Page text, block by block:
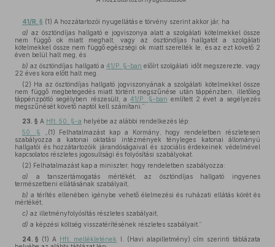
41/R. § (1) A hozzátartozói nyugellátás e törvény szerint akkor jár, ha
a) az ösztöndíjas hallgató e jogviszonya alatt a szolgálati kötelmekkel össze
nem függő ok miatt meghalt, vagy az ösztöndíjas hallgatót a szolgálati
kötelmekkel össze nem függő egészségi ok miatt szerelték le, és az ezt követő 2
éven belül halt meg, és
b) az ösztöndíjas hallgató a 41/P. §-ban előírt szolgálati időt megszerezte, vagy
22 éves kora előtt halt meg.
(2) Ha az ösztöndíjas hallgató jogviszonyának a szolgálati kötelmekkel össze
nem függő megbetegedés miatt történt megszűnése után táppénzben, illetőleg
táppénzpótló segélyben részesült, a41/P. §-ban említett 2 évet a segélyezés
megszűnését követő naptól kell számítani.”
23. § A Hft. 50. §-a helyébe az alábbi rendelkezés lép:
50. § „(1) Felhatalmazást kap a Kormány, hogy rendeletben részletesen
szabályozza a katonai oktatási intézmények tényleges katonai állományú
hallgatói és hozzátartozóik járandóságaival és szociális érdekeinek védelmével
kapcsolatos részletes jogosultsági és folyósítási szabályokat.
(2) Felhatalmazást kap a miniszter, hogy rendeletben szabályozza:
a) a tanszertámogatás mértékét, az ösztöndíjas hallgató ingyenes
természetbeni ellátásának szabályait,
b) a térítés ellenében igénybe vehető élelmezési és ruházati ellátás körét és
mértékét,
c) az illetményfolyósítás részletes szabályait,
d) a képzési költség visszatérítésének részletes szabályait.”
24. § (1) A Hft. mellékletének
I. (Havi alapilletmény) cím szerinti táblázata